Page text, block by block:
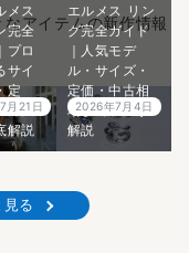
アイテムの新作情報
メス
完全
プロ
サイ
定
方法
解説
月21日
エルメス リン
グ完全ガイド
｜人気モデ
ル・サイズ・
定価・中古相
場までプロが
解説
2026年7月4日
る